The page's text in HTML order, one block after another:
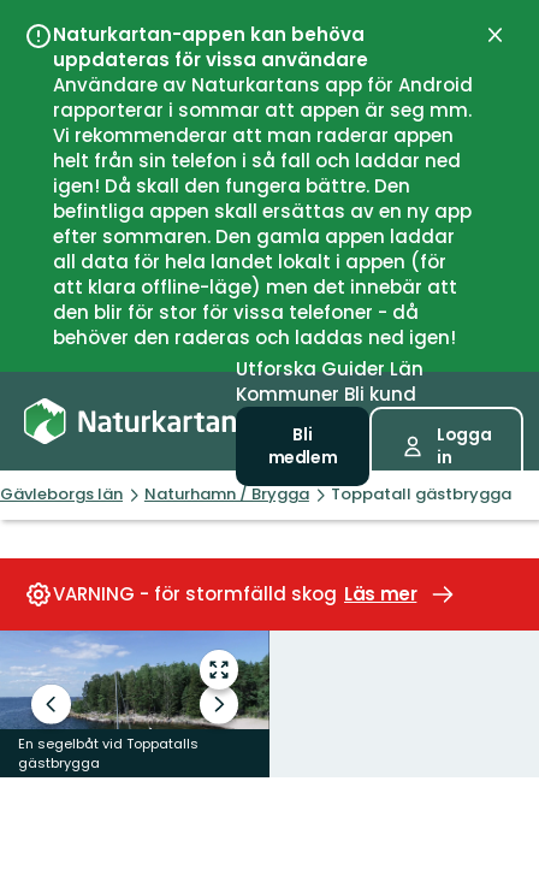
Naturkartan-appen kan behöva
uppdateras för vissa användare
Användare av Naturkartans app för Android
rapporterar i sommar att appen är seg mm.
Vi rekommenderar att man raderar appen
helt från sin telefon i så fall och laddar ned
igen! Då skall den fungera bättre. Den
befintliga appen skall ersättas av en ny app
efter sommaren. Den gamla appen laddar
all data för hela landet lokalt i appen (för
att klara offline-läge) men det innebär att
den blir för stor för vissa telefoner - då
behöver den raderas och laddas ned igen!
UtforskaGuiderLän
Kommuner Bli kund
Bli
medlem
Logga
in
Gävleborgs län Naturhamn / Brygga Toppatall gästbrygga
VARNING - för stormfälld skog Läs mer
Gå
till
helskärmsläge
Föregående
bild
Nästa
bildspel
En segelbåt vid Toppatalls
gästbrygga